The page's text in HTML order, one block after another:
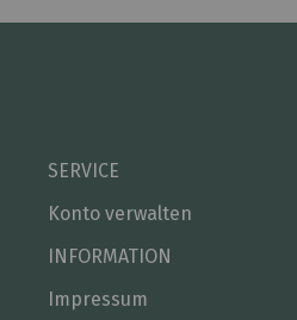
SERVICE
Konto verwalten
INFORMATION
Impressum